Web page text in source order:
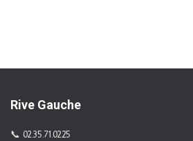
Rive Gauche
02.35.71.02.25